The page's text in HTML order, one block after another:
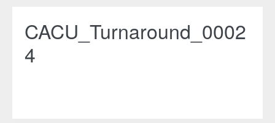
CACU_Turnaround_0002
4